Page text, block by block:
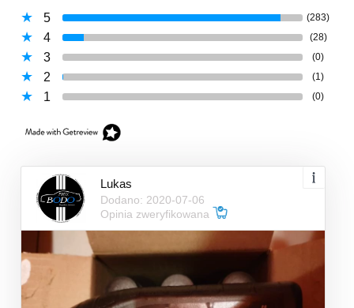
5
(283)
4 (28)
3 (0)
2 (1)
1 (0)
Lukas
Dodano: 2020-07-06
Opinia zweryfikowana